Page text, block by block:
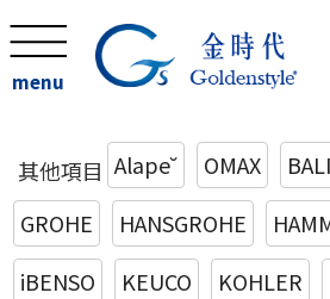
menu
其他項目 Alape˘ OMAX BALI
GROHE
HANSGROHE
iBENSO
KEUCO KOHLER